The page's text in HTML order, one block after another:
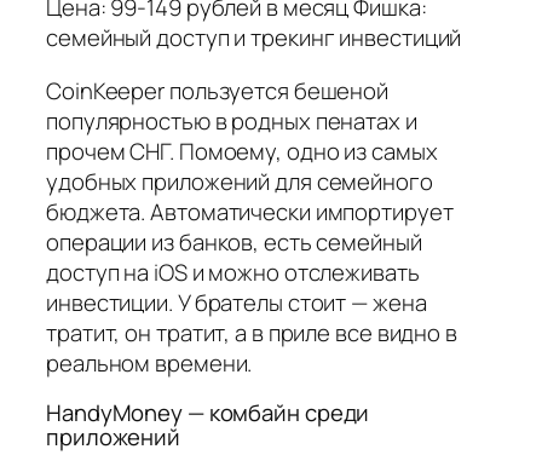
Цена: 99-149 рублей в месяц Фишка:
семейный доступ и трекинг инвестиций
CoinKeeper пользуется бешеной
популярностью в родных пенатах и
прочем СНГ. Помоему, одно из самых
удобных приложений для семейного
бюджета. Автоматически импортирует
операции из банков, есть семейный
доступ на iOS и можно отслеживать
инвестиции. У брателы стоит — жена
тратит, он тратит, а в приле все видно в
реальном времени.
HandyMoney — комбайн среди
приложений